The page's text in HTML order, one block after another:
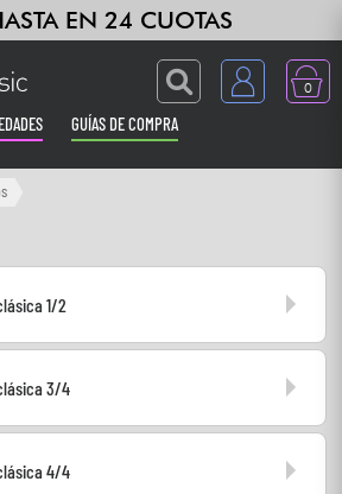
EN 24 CUOTAS
0
GUÍAS DE COMPRA
& samplers
1/2
3/4
4/4